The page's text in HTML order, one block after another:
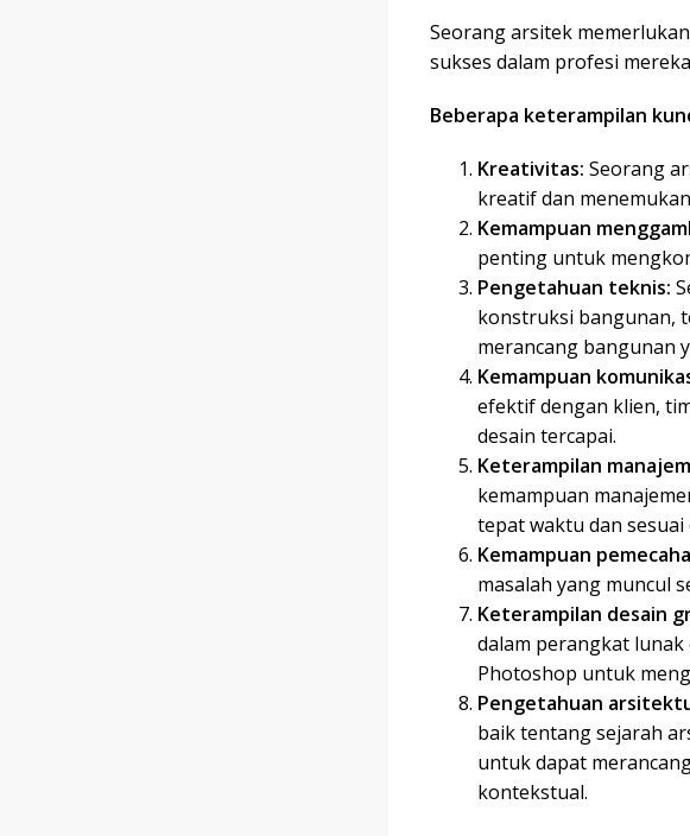
Seorang arsitek
sukses dalam profesi
Beberapa keterampilan
Kreativitas: Seorang
kreatif dan
Kemampuan
penting untuk
Pengetahuan teknis:
konstruksi bangunan,
merancang bangunan
Kemampuan
efektif dengan klien,
desain tercapai.
Keterampilan
kemampuan
tepat waktu dan
Kemampuan
masalah yang muncul
Keterampilan desain
dalam perangkat lunak
Photoshop untuk
Pengetahuan
baik tentang sejarah
untuk dapat
kontekstual.